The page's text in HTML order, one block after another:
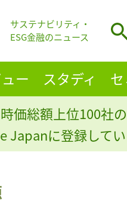
サステナビリティ・
ESG金融のニュース
ー スタディ
時価総額上位100社
Japanに登録して